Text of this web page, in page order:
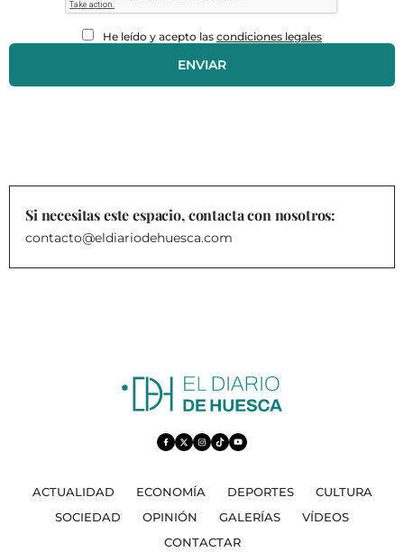
He leído y acepto las condiciones legales
Si necesitas este espacio, contacta con nosotros:
contacto@eldiariodehuesca.com
ACTUALIDAD ECONOMÍA DEPORTES
CULTURA
SOCIEDAD
OPINIÓN GALERÍAS
VÍDEOS
CONTACTAR